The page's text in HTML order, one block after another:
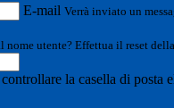
E-mail Verrà inviato un
nome utente? Effettua il reset
la casella di posta